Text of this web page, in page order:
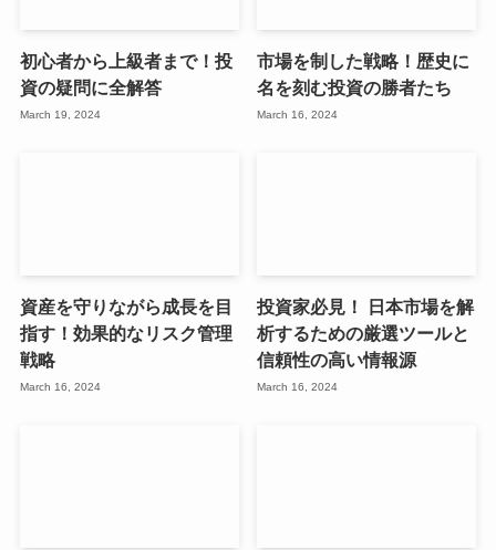
初心者から上級者まで！投
資の疑問に全解答
March 19, 2024
市場を制した戦略！歴史に
名を刻む投資の勝者たち
March 16, 2024
資産を守りながら成長を目
指す！効果的なリスク管理
戦略
March 16, 2024
投資家必見！ 日本市場を解
析するための厳選ツールと
信頼性の高い情報源
March 16, 2024